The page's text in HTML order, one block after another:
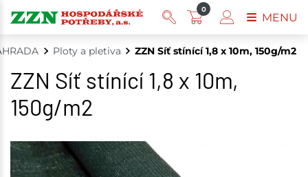
Ploty a pletiva ZZN Síť stínící 1,8 x 10m, 150g/m2
ZZN Síť stínící 1,8 x 10m,
150g/m2
0
MENU